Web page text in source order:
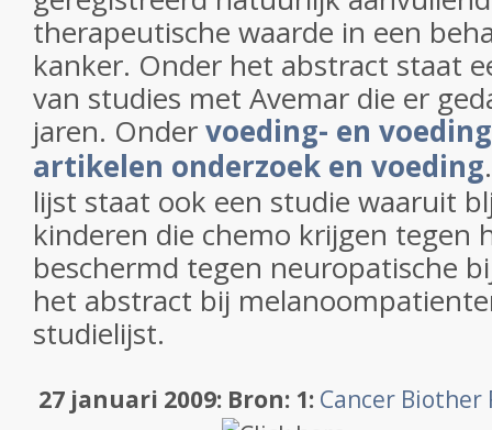
therapeutische waarde in een
kanker. Onder het abstract staat
van studies met Avemar die er
jaren. Ondervoeding- en
artikelen onderzoek en voeding
lijst staat ook een studie waaruit
kinderen die chemo krijgen tegen
beschermd tegen neuropatische
het abstract bij
studielijst.
27 januari 2009: Bron: 1: Cancer Biother